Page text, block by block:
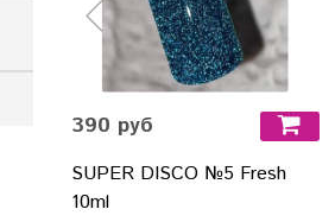
390 руб
SUPER DISCO №5 Fresh
10ml